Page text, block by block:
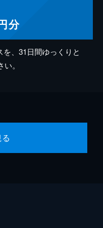
分
、31日間ゆっくりと
。